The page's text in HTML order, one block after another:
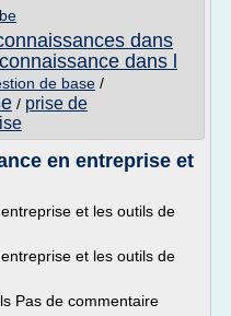
dans
dans l
de base /
/ prise de
en entreprise et
et les outils de
et les outils de
Pas de commentaire